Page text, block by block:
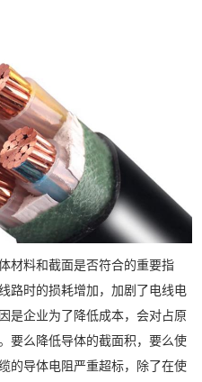
材料和截面是否符合的重要指
路时的损耗增加，加剧了电线电
是企业为了降低成本，会对占原
要么降低导体的截面积，要么使
的导体电阻严重超标，除了在使